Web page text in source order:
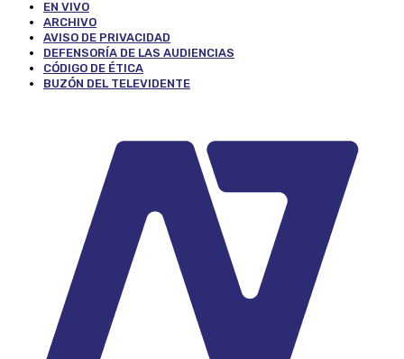
EN VIVO
ARCHIVO
AVISO DE PRIVACIDAD
DEFENSORÍA DE LAS AUDIENCIAS
CÓDIGO DE ÉTICA
BUZÓN DEL TELEVIDENTE